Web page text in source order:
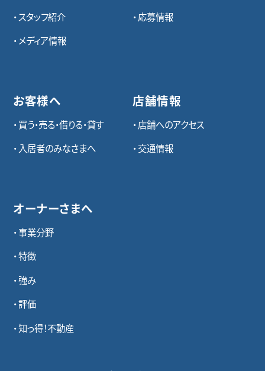
スタッフ紹介
メディア情報
お客様へ
買う・売る・借りる・貸す
入居者のみなさまへ
オーナーさまへ
事業分野
特徴
強み
評価
知っ得！不動産
応募情報
店舗情報
店舗へのアクセス
交通情報